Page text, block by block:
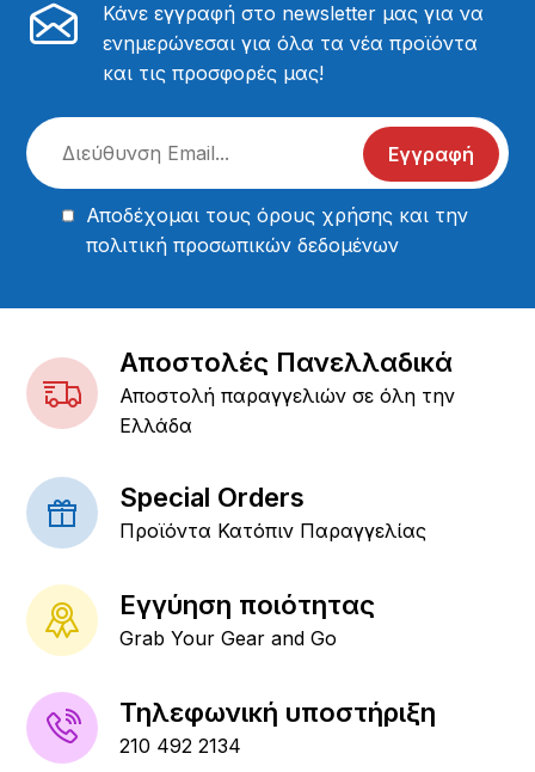
Κάνε εγγραφή στο newsletter μας για να
ενημερώνεσαι για όλα τα νέα προϊόντα
και τις προσφορές μας!
Εγγραφή
Αποδέχομαι τουςόρους χρήσης και την
πολιτική προσωπικών δεδομένων
Αποστολές Πανελλαδικά
Αποστολή παραγγελιών σε όλη την
Ελλάδα
Special Orders
Προϊόντα Κατόπιν Παραγγελίας
Εγγύηση ποιότητας
Grab Your Gear and Go
Τηλεφωνική υποστήριξη
210 492 2134